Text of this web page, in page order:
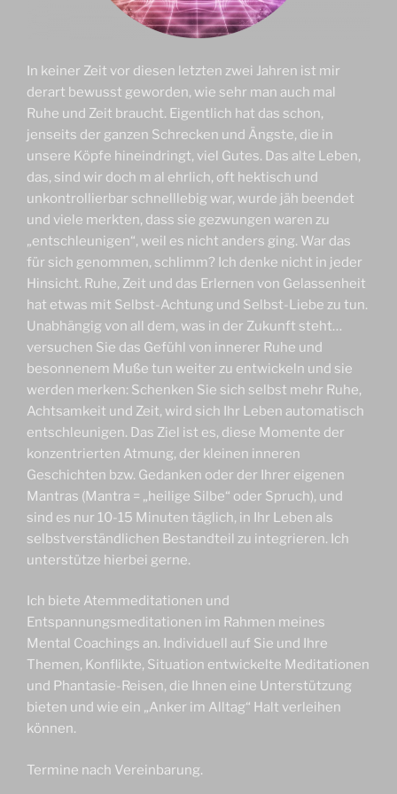
In keiner Zeit vor diesen letzten zwei Jahren ist mir
derart bewusst geworden, wie sehr man auch mal
Ruhe und Zeit braucht. Eigentlich hat das schon,
jenseits der ganzen Schrecken und Ängste, die in
unsere Köpfe hineindringt, viel Gutes. Das alte Leben,
das, sind wir doch m al ehrlich, oft hektisch und
unkontrollierbar schnelllebig war, wurde jäh beendet
und viele merkten, dass sie gezwungen waren zu
„entschleunigen“, weil es nicht anders ging. War das
für sich genommen, schlimm? Ich denke nicht in jeder
Hinsicht. Ruhe, Zeit und das Erlernen von Gelassenheit
hat etwas mit Selbst-Achtung und Selbst-Liebe zu tun.
Unabhängig von all dem, was in der Zukunft steht…
versuchen Sie das Gefühl von innerer Ruhe und
besonnenem Muße tun weiter zu entwickeln und sie
werden merken: Schenken Sie sich selbst mehr Ruhe,
Achtsamkeit und Zeit, wird sich Ihr Leben automatisch
entschleunigen. Das Ziel ist es, diese Momente der
konzentrierten Atmung, der kleinen inneren
Geschichten bzw. Gedanken oder der Ihrer eigenen
Mantras (Mantra = „heilige Silbe“ oder Spruch), und
sind es nur 10-15 Minuten täglich, in Ihr Leben als
selbstverständlichen Bestandteil zu integrieren. Ich
unterstütze hierbei gerne.
Ich biete Atemmeditationen und
Entspannungsmeditationen im Rahmen meines
Mental Coachings an. Individuell auf Sie und Ihre
Themen, Konflikte, Situation entwickelte Meditationen
und Phantasie-Reisen, die Ihnen eine Unterstützung
bieten und wie ein „Anker im Alltag“ Halt verleihen
können.
Termine nach Vereinbarung.